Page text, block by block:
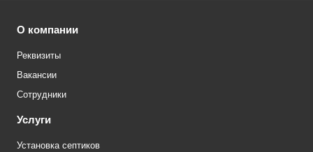
О компании
Реквизиты
Вакансии
Сотрудники
Услуги
Установка септиков